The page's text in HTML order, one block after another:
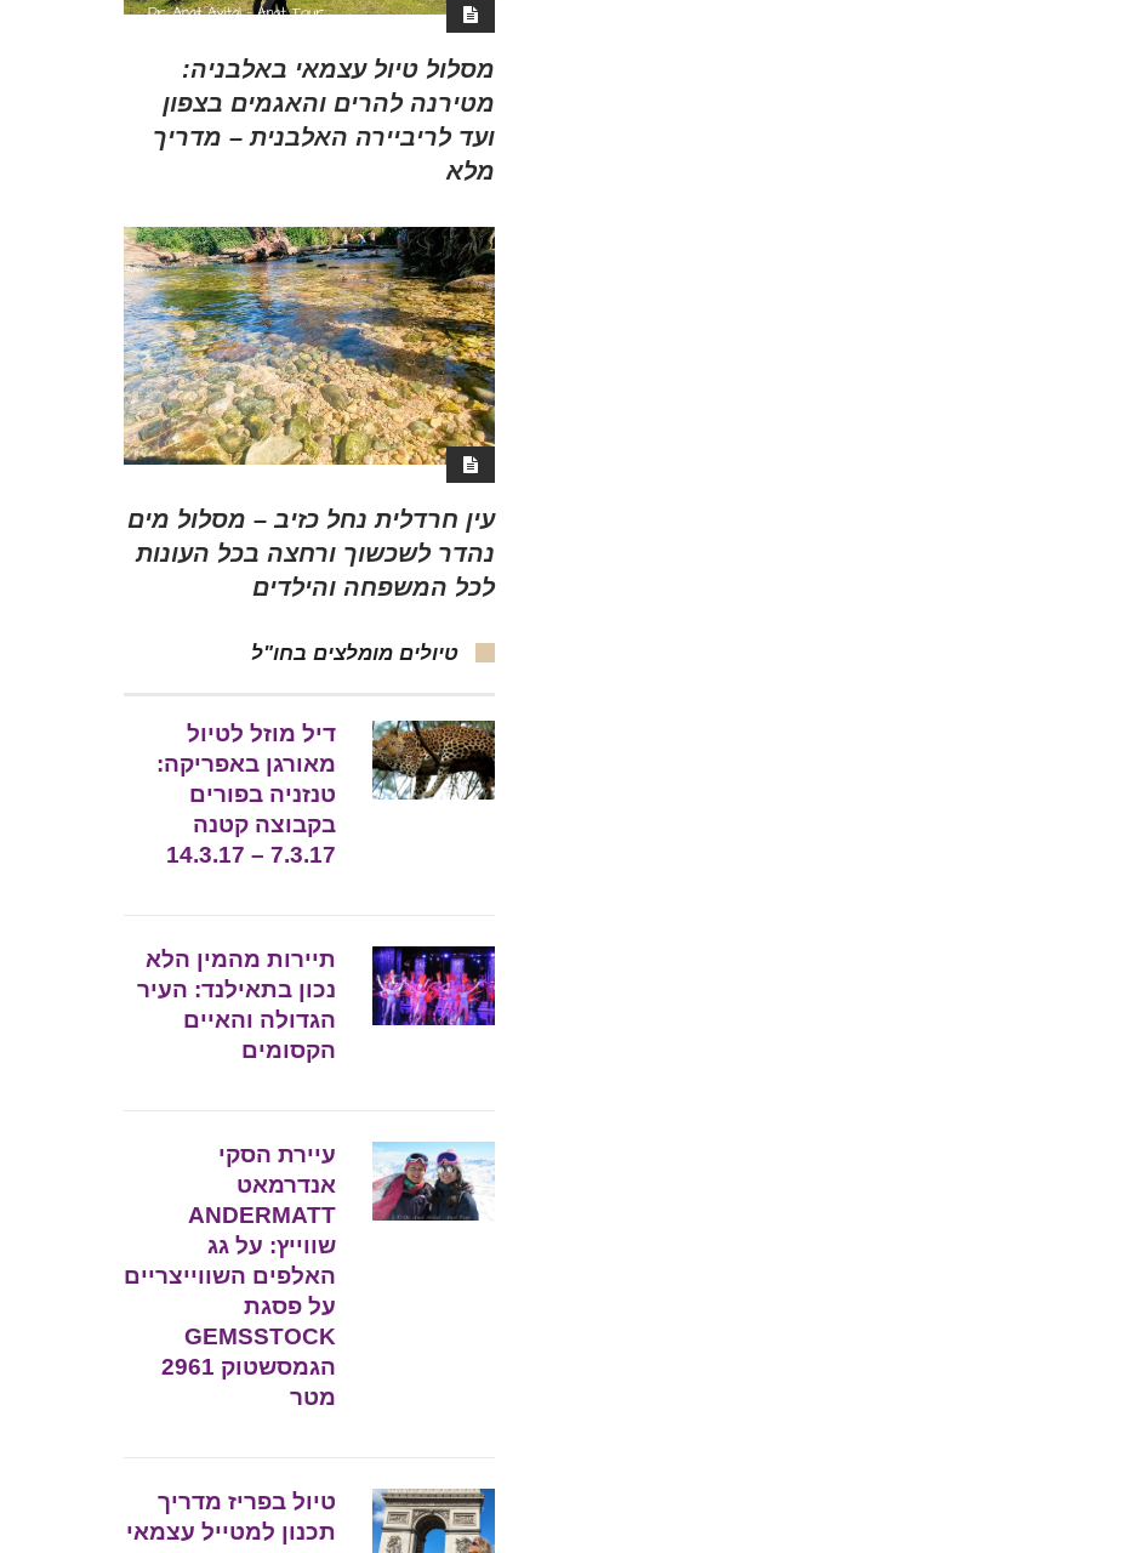
מסלול טיול עצמאי באלבניה:
מטירנה להרים והאגמים בצפון
ועד לריביירה האלבנית – מדריך
מלא
עין חרדלית נחל כזיב – מסלול מים
נהדר לשכשוך ורחצה בכל העונות
לכל המשפחה והילדים
טיולים מומלצים בחו"ל
דיל מוזל לטיול
מאורגן באפריקה:
טנזניה בפורים
בקבוצה קטנה
7.3.17 – 14.3.17
תיירות מהמין הלא
נכון בתאילנד: העיר
הגדולה והאיים
הקסומים
עיירת הסקי
אנדרמאט
ANDERMATT
שווייץ: על גג
האלפים השווייצריים
על פסגת
GEMSSTOCK
הגמסשטוק 2961
מטר
טיול בפריז מדריך
תכנון למטייל עצמאי